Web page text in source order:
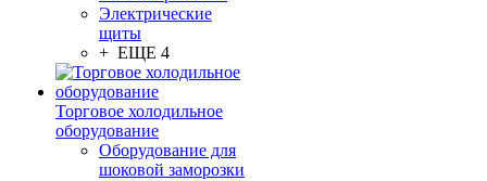
Электрические
щиты
+ ЕЩЕ 4
Торговое холодильное
оборудование
Оборудование для
шоковой заморозки